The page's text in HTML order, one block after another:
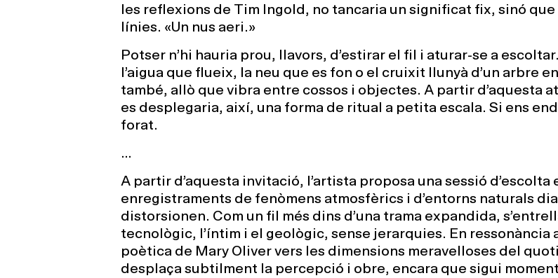
les reflexions de Tim Ingold, no tancaria un significat fix, sinó
línies. «Un nus aeri.»
Potser n’hi hauria prou, llavors, d’estirar el fil i aturar-se a
l’aigua que flueix, la neu que es fon o el cruixit llunyà d’un arbre
també, allò que vibra entre cossos i objectes. A partir d’aquesta
es desplegaria, així, una forma de ritual a petita escala. Si ens
forat.
…
A partir d’aquesta invitació, l’artista proposa una sessió d’escolta
enregistraments de fenòmens atmosfèrics i d’entorns naturals
distorsionen. Com un fil més dins d’una trama expandida,
tecnològic, l’íntim i el geològic, sense jerarquies. En ressonància
poètica de Mary Oliver vers les dimensions meravelloses del
desplaça subtilment la percepció i obre, encara que sigui